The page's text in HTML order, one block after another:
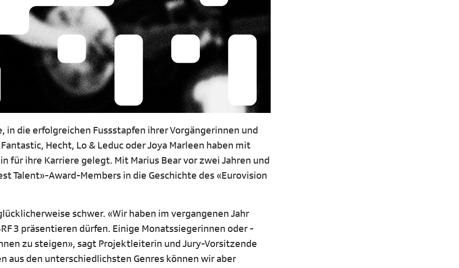
in die erfolgreichen Fussstapfen ihrer Vorgängerinnen und
Hecht, Lo & Leduc oder Joya Marleen haben mit
für ihre Karriere gelegt. Mit Marius Bear vor zwei Jahren und
Talent»-Award-Members in die Geschichte des «Eurovision
schwer. «Wir haben im vergangenen Jahr
3 präsentieren dürfen. Einige Monatssiegerinnen oder -
zu steigen», sagt Projektleiterin und Jury-Vorsitzende
aus den unterschiedlichsten Genres können wir aber